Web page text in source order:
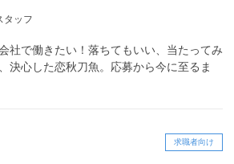
タッフ
社で働きたい！落ちてもいい、当たってみ
決心した恋秋刀魚。応募から今に至るま
求職者向け